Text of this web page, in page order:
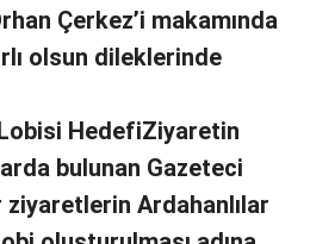
Çerkez’i makamında
olsun dileklerinde
HedefiZiyaretin
bulunan Gazeteci
ziyaretlerin Ardahanlılar